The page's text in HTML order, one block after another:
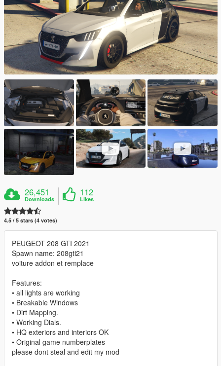
26,451
Downloads
112
Likes
4.5 / 5 stars (4 votes)
PEUGEOT 208 GTI 2021
Spawn name: 208gti21
voiture addon et remplace
Features:
• all lights are working
• Breakable Windows
• Dirt Mapping.
• Working Dials.
• HQ exteriors and interiors OK
• Original game numberplates
please dont steal and edit my mod